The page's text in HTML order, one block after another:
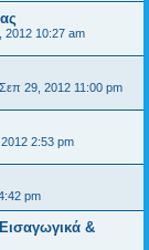
2012 10:27 am
29, 2012 11:00 pm
2:53 pm
pm
&